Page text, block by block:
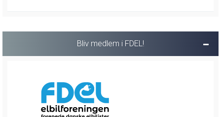
Bliv medlem i FDEL!